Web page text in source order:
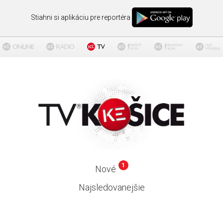
Stiahni si aplikáciu pre reportéra
Nové 1
Najsledovanejšie